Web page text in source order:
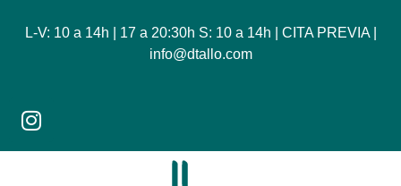
L-V: 10 a 14h | 17 a 20:30h S: 10 a 14h | CITA PREVIA |
info@dtallo.com